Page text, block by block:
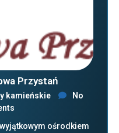
Przystań
kamieńskie
No
ośrodkiem